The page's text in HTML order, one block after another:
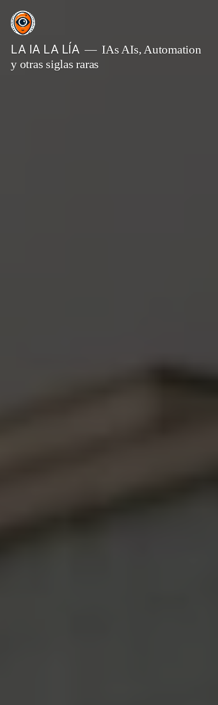
Saltar
contenido
LA IA LA LÍA
IAs AIs, Automation
y otras siglas raras